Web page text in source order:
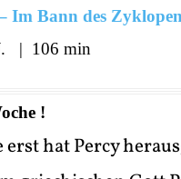
Im Bann des
| 106 min
!
erst hat Percy